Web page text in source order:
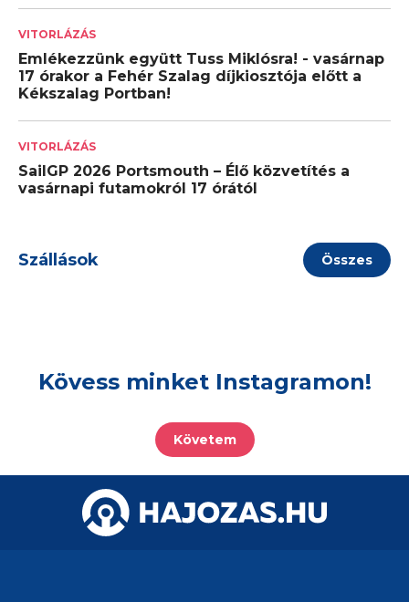
VITORLÁZÁS
Emlékezzünk együtt Tuss Miklósra! - vasárnap
17 órakor a Fehér Szalag díjkiosztója előtt a
Kékszalag Portban!
VITORLÁZÁS
SailGP 2026 Portsmouth – Élő közvetítés a
vasárnapi futamokról 17 órától
Szállások Összes
Kövess minket Instagramon!
Követem